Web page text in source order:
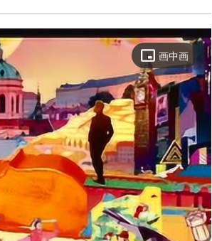
画中画